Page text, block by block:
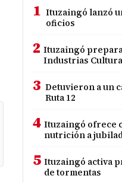
1 Ituzaingó lanzó
oficios
2 Ituzaingó
Industrias
3 Detuvieron a un
Ruta 12
4 Ituzaingó ofrece
nutrición a
5 Ituzaingó activa
de tormentas